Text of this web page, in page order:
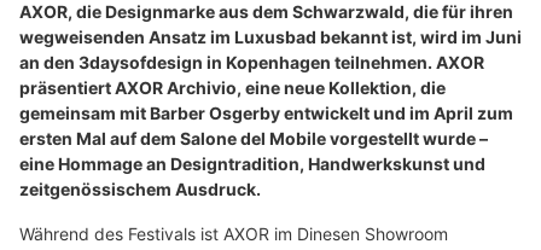
AXOR, die Designmarke aus dem Schwarzwald, die für ihren
wegweisenden Ansatz im Luxusbad bekannt ist, wird im Juni
an den 3daysofdesign in Kopenhagen teilnehmen. AXOR
präsentiert AXOR Archivio, eine neue Kollektion, die
gemeinsam mit Barber Osgerby entwickelt und im April zum
ersten Mal auf dem Salone del Mobile vorgestellt wurde –
eine Hommage an Designtradition, Handwerkskunst und
zeitgenössischem Ausdruck.
Während des Festivals ist AXOR im Dinesen Showroom